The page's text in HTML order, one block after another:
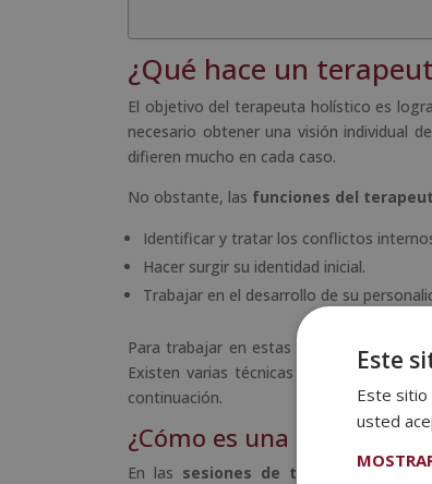
¿Qué hace un
El objetivo del terapeuta holístico es
necesario obtener una visión individual
difieren mucho en cada caso.
No obstante, las funciones del
Identificar y tratar los conflictos
Hacer surgir su identidad inicial.
Trabajar en el desarrollo de su
Para trabajar en estas metas, el
Existen varias técnicas y actividades
continuación.
¿Cómo es una sesión de
En las sesiones de terapia holística
Este
Este sitio
usted